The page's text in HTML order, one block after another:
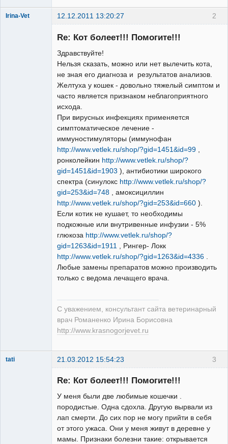
2
Irina-Vet 12.12.2011 13:20:27
Re: Кот болеет!!! Помогите!!!
Здравствуйте!
Нельзя сказать, можно или нет вылечить кота,
не зная его диагноза и результатов анализов.
Желтуха у кошек - довольно тяжелый симптом и
часто является признаком неблагоприятного
исхода.
При вирусных инфекциях применяется
симптоматическое лечение -
иммуностимуляторы (иммунофан
http://www.vetlek.ru/shop/?gid=1451&id=99
ронколейкин http://www.vetlek.ru/shop/?
gid=1451&id=1903 ), антибиотики широкого
спектра (синулокс http://www.vetlek.ru/shop/?
gid=253&id=748 , амоксициллин
http://www.vetlek.ru/shop/?gid=253&id=660 ).
Если котик не кушает, то необходимы
подкожные или внутривенные инфузии - 5%
глюкоза http://www.vetlek.ru/shop/?
gid=1263&id=1911
, Рингер- Локк
http://www.vetlek.ru/shop/?gid=1263&id=4336
Любые замены препаратов можно производить
только с ведома лечащего врача.
С уважением, консультант сайта ветеринарный
врач Романенко Ирина Борисовна
http://www.krasnogorjevet.ru
3
tati 21.03.2012 15:54:23
Зарегистрированный
Re: Кот болеет!!! Помогите!!!
У меня были две любимые кошечки .
породистые. Одна сдохла. Другую вырвали из
лап смерти. До сих пор не могу прийти в себя
от этого ужаса. Они у меня живут в деревне у
мамы. Признаки болезни такие: открывается